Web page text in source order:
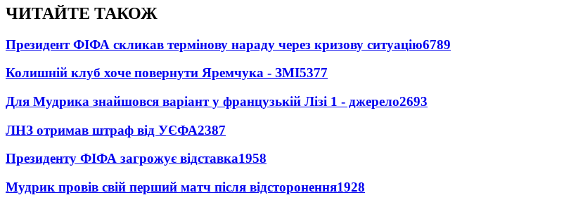
ЧИТАЙТЕ ТАКОЖ
Президент ФІФА скликав термінову нараду через кризову ситуацію6789
Колишній клуб хоче повернути Яремчука - ЗМІ5377
Для Мудрика знайшовся варіант у французькій Лізі 1 - джерело2693
ЛНЗ отримав штраф від УЄФА2387
Президенту ФІФА загрожує відставка1958
Мудрик провів свій перший матч після відсторонення1928